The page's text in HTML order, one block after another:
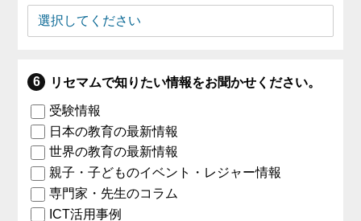
リセマムで知りたい情報をお聞かせください。
受験情報
日本の教育の最新情報
世界の教育の最新情報
親子・子どものイベント・レジャー情報
専門家・先生のコラム
ICT活用事例